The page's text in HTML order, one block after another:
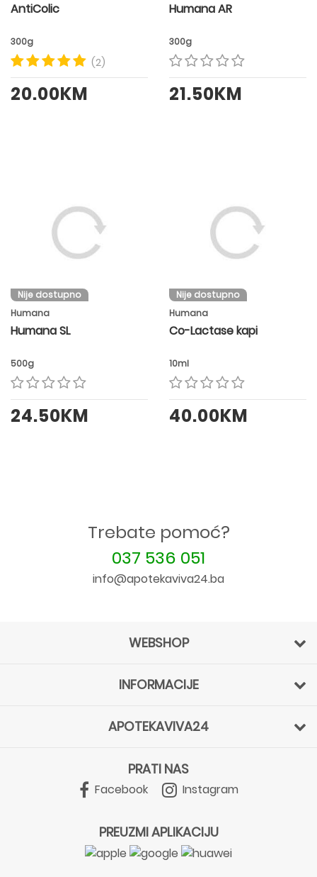
AntiColic
300g
(2)
20.00KM
Humana AR
300g
21.50KM
Nije dostupno
Humana
Humana SL
500g
24.50KM
Nije dostupno
Humana
Co-Lactase kapi
10ml
40.00KM
Trebate pomoć?
037 536 051
info@apotekaviva24.ba
WEBSHOP
INFORMACIJE
APOTEKAVIVA24
PRATI NAS
Facebook Instagram
PREUZMI APLIKACIJU